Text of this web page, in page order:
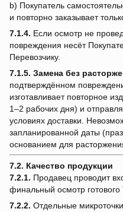
b) Покупатель
и повторно заказывает
7.1.4. Если осмотр не
повреждения несёт
Перевозчику.
7.1.5. Замена без
подтверждённом
изготавливает повторное
1–2 рабочих дня) и
условиях доставки.
запланированной даты
основанием для
7.2. Качество продукции
7.2.1. Продавец проводит
финальный осмотр готового
7.2.2. Отдельные